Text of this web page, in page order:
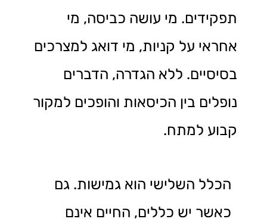
תפקידים. מי עושה כביסה, מי
אחראי על קניות, מי דואג למצרכים
בסיסיים. ללא הגדרה, הדברים
נופלים בין הכיסאות והופכים למקור
קבוע למתח.
הכלל השלישי הוא גמישות. גם
כאשר יש כללים, החיים אינם